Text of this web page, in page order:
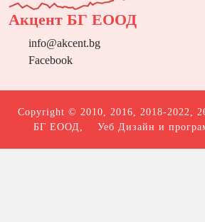
Акцент БГ ЕООД
info@akcent.bg
Facebook
Copyright © 2010, 2016, 2018-2022,
БГ ЕООД , Уеб Дизайн и